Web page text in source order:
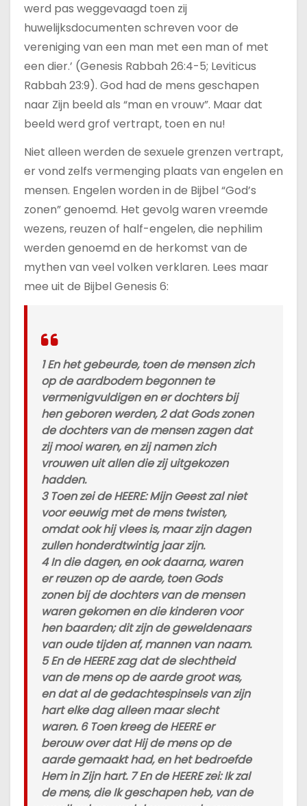
werd pas weggevaagd toen zij
huwelijksdocumenten schreven voor de
vereniging van een man met een man of met
een dier.’ (Genesis Rabbah 26:4-5; Leviticus
Rabbah 23:9). God had de mens geschapen
naar Zijn beeld als “man en vrouw”. Maar dat
beeld werd grof vertrapt, toen en nu!
Niet alleen werden de sexuele grenzen vertrapt,
er vond zelfs vermenging plaats van engelen en
mensen. Engelen worden in de Bijbel “God’s
zonen” genoemd. Het gevolg waren vreemde
wezens, reuzen of half-engelen, die nephilim
werden genoemd en de herkomst van de
mythen van veel volken verklaren. Lees maar
mee uit de Bijbel Genesis 6:
1 En het gebeurde, toen de mensen zich
op de aardbodem begonnen te
vermenigvuldigen en er dochters bij
hen geboren werden, 2 dat Gods zonen
de dochters van de mensen zagen dat
zij mooi waren, en zij namen zich
vrouwen uit allen die zij uitgekozen
hadden.
3 Toen zei de HEERE: Mijn Geest zal niet
voor eeuwig met de mens twisten,
omdat ook hij vlees is, maar zijn dagen
zullen honderdtwintig jaar zijn.
4 In die dagen, en ook daarna, waren
er reuzen op de aarde, toen Gods
zonen bij de dochters van de mensen
waren gekomen en die kinderen voor
hen baarden; dit zijn de geweldenaars
van oude tijden af, mannen van naam.
5 En de HEERE zag dat de slechtheid
van de mens op de aarde groot was,
en dat al de gedachtespinsels van zijn
hart elke dag alleen maar slecht
waren. 6 Toen kreeg de HEERE er
berouw over dat Hij de mens op de
aarde gemaakt had, en het bedroefde
Hem in Zijn hart. 7 En de HEERE zei: Ik zal
de mens, die Ik geschapen heb, van de